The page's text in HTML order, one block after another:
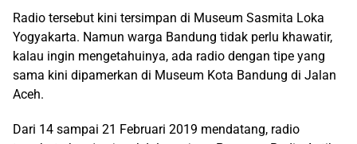
Radio tersebut kini tersimpan di Museum Sasmita Loka
Yogyakarta. Namun warga Bandung tidak perlu khawatir,
kalau ingin mengetahuinya, ada radio dengan tipe yang
sama kini dipamerkan di Museum Kota Bandung di Jalan
Aceh.
Dari 14 sampai 21 Februari 2019 mendatang, radio